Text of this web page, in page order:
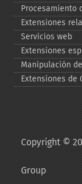
Procesamiento
Extensiones
Servicios web
Extensiones
Manipulación
Extensiones de
Copyright ©
Group